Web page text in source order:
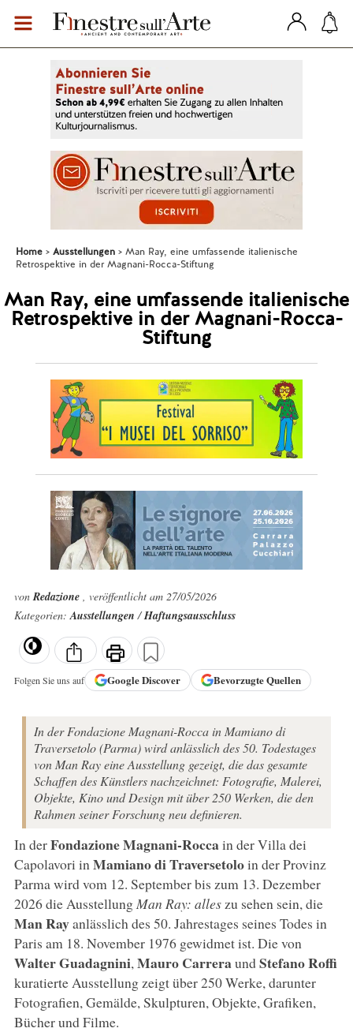
Home Ausstellungen
Man Ray, eine umfassende italienische
Retrospektive in der Magnani-Rocca-Stiftung
Man Ray, eine umfassende italienische
Retrospektive in der Magnani-Rocca-
Stiftung
vonRedazione , veröffentlicht am 27/05/2026
Kategorien:Ausstellungen/Haftungsausschluss
Folgen Sie uns auf GoogleDiscover Bevorzugte Quellen
In der Fondazione Magnani-Rocca in Mamiano di
Traversetolo (Parma) wird anlässlich des 50. Todestages
von Man Ray eine Ausstellung gezeigt, die das gesamte
Schaffen des Künstlers nachzeichnet: Fotografie, Malerei,
Objekte, Kino und Design mit über 250 Werken, die den
Rahmen seiner Forschung neu definieren.
In derFondazione Magnani-Roccain der Villa dei
Capolavori in Mamiano di Traversetoloin der Provinz
Parma wird vom 12. September bis zum 13. Dezember
2026 die Ausstellung Man Ray: alleszu sehen sein, die
Man Rayanlässlich des 50. Jahrestages seines Todes in
Paris am 18. November 1976 gewidmet ist. Die von
Walter Guadagnini, Mauro CarreraundStefano Roffi
kuratierte Ausstellung zeigt über 250 Werke, darunter
Fotografien, Gemälde, Skulpturen, Objekte, Grafiken,
Bücher und Filme.